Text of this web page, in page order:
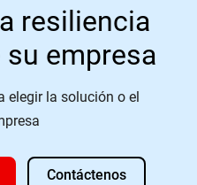
resiliencia
empresa
elegir la solución o el
Contáctenos